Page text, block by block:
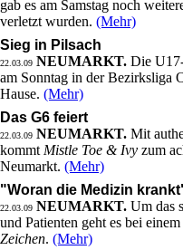
gab es am Samstag noch
verletzt wurden. (Mehr)
Sieg in Pilsach
22.03.09 NEUMARKT. Die
am Sonntag in der Bezirksliga
Hause. (Mehr)
Das G6 feiert
22.03.09 NEUMARKT. Mit
kommt Mistle Toe & Ivy zum
Neumarkt. (Mehr)
"Woran die Medizin
22.03.09 NEUMARKT. Um das
und Patienten geht es bei
Zeichen. (Mehr)